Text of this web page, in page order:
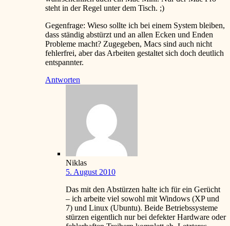
steht in der Regel unter dem Tisch. ;)
Gegenfrage: Wieso sollte ich bei einem System bleiben,
dass ständig abstürzt und an allen Ecken und Enden
Probleme macht? Zugegeben, Macs sind auch nicht
fehlerfrei, aber das Arbeiten gestaltet sich doch deutlich
entspannter.
Antworten
Niklas
5. August 2010
Das mit den Abstürzen halte ich für ein Gerücht
– ich arbeite viel sowohl mit Windows (XP und
7) und Linux (Ubuntu). Beide Betriebssysteme
stürzen eigentlich nur bei defekter Hardware oder